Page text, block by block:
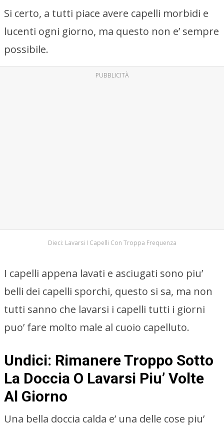
Si certo, a tutti piace avere capelli morbidi e
lucenti ogni giorno, ma questo non e’ sempre
possibile.
PUBBLICITÀ
Dieci: Lavarsi I Capelli Con Troppa Frequenza
I capelli appena lavati e asciugati sono piu’
belli dei capelli sporchi, questo si sa, ma non
tutti sanno che lavarsi i capelli tutti i giorni
puo’ fare molto male al cuoio capelluto.
Undici: Rimanere Troppo Sotto
La Doccia O Lavarsi Piu’ Volte
Al Giorno
Una bella doccia calda e’ una delle cose piu’